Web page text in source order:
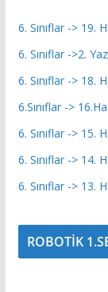
6. Sınıflar -> 19.
6. Sınıflar ->2.
6. Sınıflar -> 18.
6.Sınıflar ->
6. Sınıflar -> 15.
6. Sınıflar -> 14.
6. Sınıflar -> 13.
ROBOTİK